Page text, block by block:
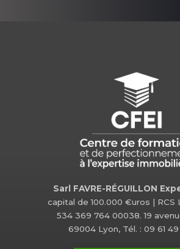
Sarl FAVRE-RÉGUILLON
capital de 100.000 €uros | RCS
534 369 764 00038. 19
69004 Lyon, Tél. : 09 61